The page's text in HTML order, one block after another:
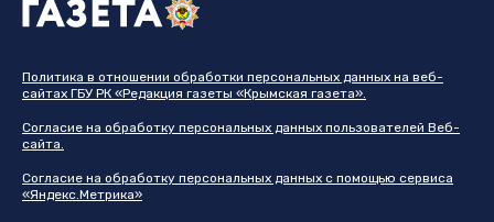
Политика в отношении обработки персональных данных на веб-
сайтах ГБУ РК «Редакция газеты «Крымская газета».
Согласие на обработку персональных данных пользователей Веб-
сайта.
Согласие на обработку персональных данных с помощью сервиса
«Яндекс.Метрика»